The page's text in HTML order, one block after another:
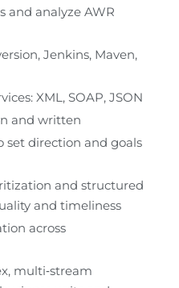
and analyze AWR
Jenkins, Maven,
XML, SOAP, JSON
and written
set direction and goals
and structured
and timeliness
across
multi‑stream